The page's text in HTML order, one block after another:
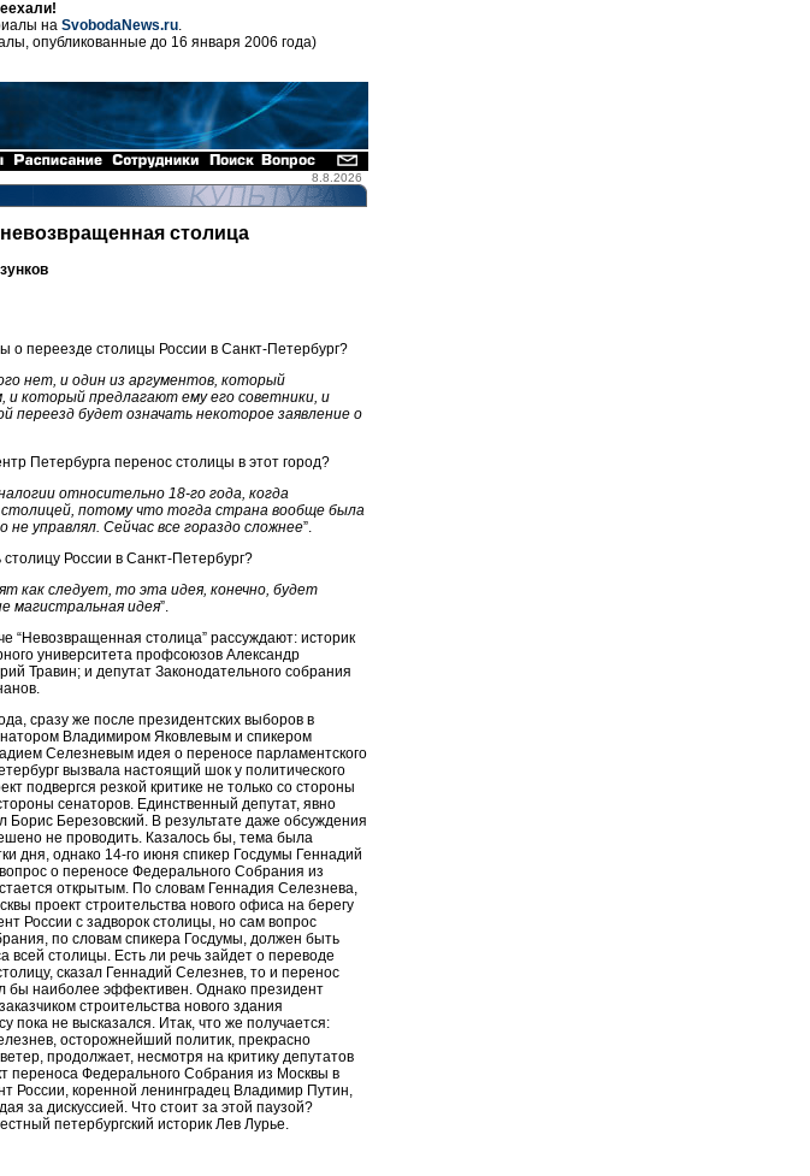
на SvobodaNews.ru.
опубликованные до 16 января 2006 года)
8.8.2026
столица
о переезде столицы России в Санкт-Петербург?
нет, и один из аргументов, который
который предлагают ему его советники, и
переезд будет означать некоторое заявление о
Петербурга перенос столицы в этот город?
относительно 18-го года, когда
потому что тогда страна вообще была
не управлял. Сейчас все гораздо сложнее”.
России в Санкт-Петербург?
как следует, то эта идея, конечно, будет
магистральная идея”.
“Невозвращенная столица” рассуждают: историк
университета профсоюзов Александр
Травин; и депутат Законодательного собрания
сразу же после президентских выборов в
Владимиром Яковлевым и спикером
Селезневым идея о переносе парламентского
вызвала настоящий шок у политического
подвергся резкой критике не только со стороны
сенаторов. Единственный депутат, явно
Березовский. В результате даже обсуждения
не проводить. Казалось бы, тема была
дня, однако 14-го июня спикер Госдумы Геннадий
о переносе Федерального Собрания из
открытым. По словам Геннадия Селезнева,
проект строительства нового офиса на берегу
России с задворок столицы, но сам вопрос
по словам спикера Госдумы, должен быть
всей столицы. Есть ли речь зайдет о переводе
сказал Геннадий Селезнев, то и перенос
бы наиболее эффективен. Однако президент
строительства нового здания
пока не высказался. Итак, что же получается:
осторожнейший политик, прекрасно
продолжает, несмотря на критику депутатов
переноса Федерального Собрания из Москвы в
России, коренной ленинградец Владимир Путин,
за дискуссией. Что стоит за этой паузой?
петербургский историк Лев Лурье.